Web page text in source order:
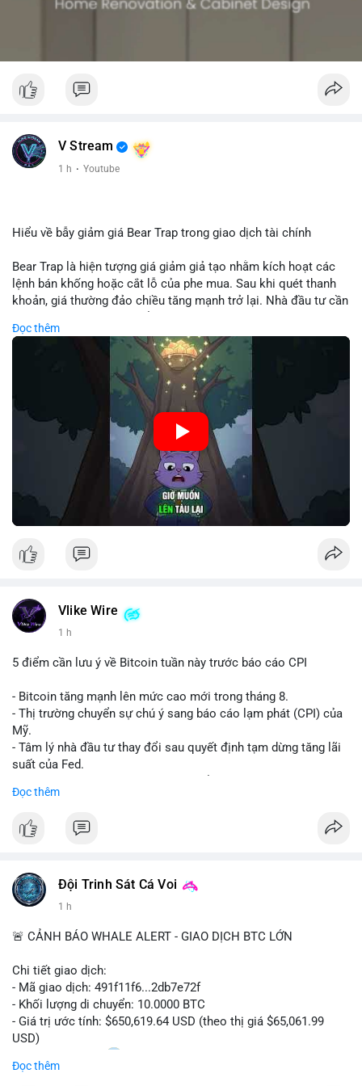
V Stream
1 h · Youtube
Hiểu về bẫy giảm giá Bear Trap trong giao dịch tài chính
Bear Trap là hiện tượng giá giảm giả tạo nhằm kích hoạt các
lệnh bán khống hoặc cắt lỗ của phe mua. Sau khi quét thanh
khoản, giá thường đảo chiều tăng mạnh trở lại. Nhà đầu tư cần
hóa điểm vào lệnh.
🎥 Xem video trực tiếp tại:
Nguồn: Cú Thông Thái
Đọc thêm
Vlike Wire
1 h
5 điểm cần lưu ý về Bitcoin tuần này trước báo cáo CPI
- Bitcoin tăng mạnh lên mức cao mới trong tháng 8.
- Thị trường chuyển sự chú ý sang báo cáo lạm phát (CPI) của
Mỹ.
- Tâm lý nhà đầu tư thay đổi sau quyết định tạm dừng tăng lãi
suất của Fed.
theo.
#bitcoin #btc #cryptonews
#vlikevn #titanbot
📰 Nguồn: Cointelegraph
Đọc thêm
Đội Trinh Sát Cá Voi
1 h
🚨 CẢNH BÁO WHALE ALERT - GIAO DỊCH BTC LỚN
Chi tiết giao dịch:
- Mã giao dịch: 491f11f6...2db7e72f
- Khối lượng di chuyển: 10.0000 BTC
- Giá trị ước tính: $650,619.64 USD (theo thị giá $65,061.99
USD)
- Thời gian: 11:20
Đọc thêm